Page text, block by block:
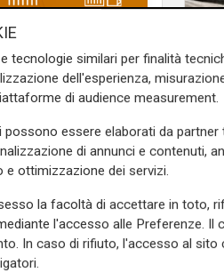
arrivaFranciscus, lo
dall'ultimo Festival di
di Assisi, in uno
stesso Cristicchi,
Liguria seguiteci sul
Facebook
tecnologie similari per finalità
dell'esperienza,
di audience measurement.
possono essere elaborati da
di annunci e contenuti,
e ottimizzazione dei servizi.
la facoltà di accettare in toto,
l'accesso alle Preferenze.
In caso di rifiuto, l'accesso al